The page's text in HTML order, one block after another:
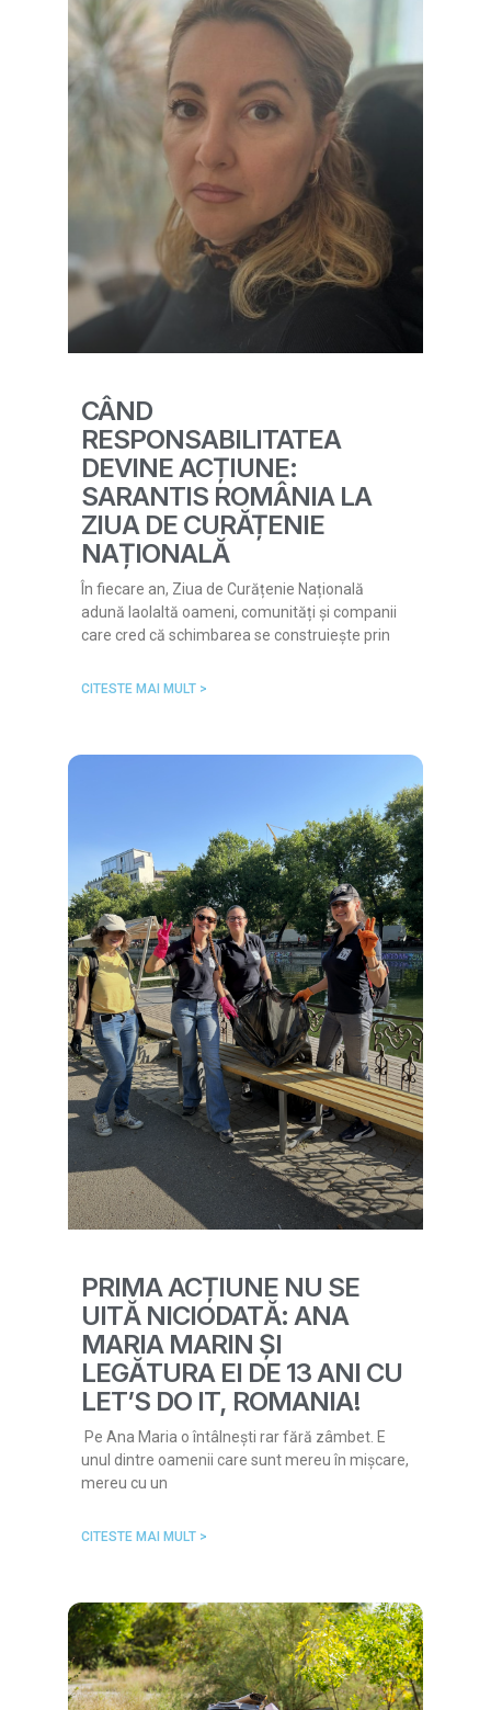
CÂND
RESPONSABILITATEA
DEVINE ACȚIUNE:
SARANTIS ROMÂNIA LA
ZIUA DE CURĂȚENIE
NAȚIONALĂ
În fiecare an, Ziua de Curățenie Națională
adună laolaltă oameni, comunități și companii
care cred că schimbarea se construiește prin
CITESTE MAI MULT >
PRIMA ACȚIUNE NU SE
UITĂ NICIODATĂ: ANA
MARIA MARIN ȘI
LEGĂTURA EI DE 13 ANI CU
LET’S DO IT, ROMANIA!
Pe Ana Maria o întâlnești rar fără zâmbet. E
unul dintre oamenii care sunt mereu în mișcare,
mereu cu un
CITESTE MAI MULT >